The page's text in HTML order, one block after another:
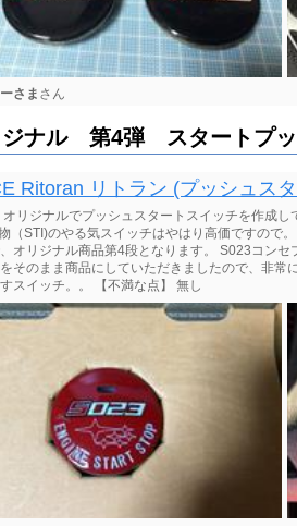
さま さん
ジナル 第4弾 スタートプッ
Ritoran リトラン (プッシュス
オリジナルでプッシュスタートスイッチを作
（STI)のやる気スイッチはやはり高価ですので
オリジナル商品第4段となります。 S023コン
そのまま商品にしていただきましたので、非常
スイッチ。。 【不満な点】 無し